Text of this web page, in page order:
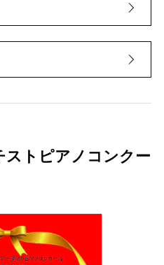
ストピアノコンクー